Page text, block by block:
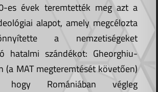
es évek teremtették meg azt a
alapot, amely megcélozta
a nemzetiségeket
hatalmi szándékot: Gheorghiu-
(a MAT megteremtését követően)
hogy Romániában végleg